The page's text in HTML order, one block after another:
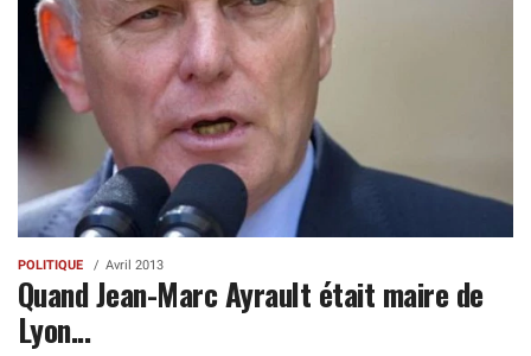
POLITIQUE Avril 2013
Quand Jean-Marc Ayrault était maire de
Lyon...